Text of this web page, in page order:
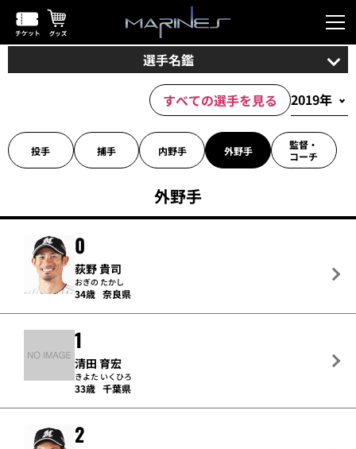
選手名鑑
すべての選手を見る
投手 捕手 内野手 外野手
監督・
コーチ
外野手
0
荻野 貴司
おぎの たかし
34歳 奈良県
1
清田 育宏
きよた いくひろ
33歳 千葉県
2